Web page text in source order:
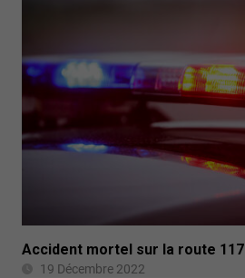
Accident mortel sur la route 117
19 Décembre 2022